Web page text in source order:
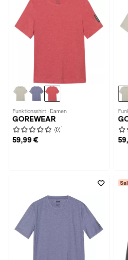
Funktionsshirt · Damen
GOREWEAR
(0) 1
59,99 €